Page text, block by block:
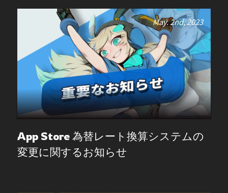
May. 2nd, 2023
App Store 為替レート換算システムの
変更に関するお知らせ